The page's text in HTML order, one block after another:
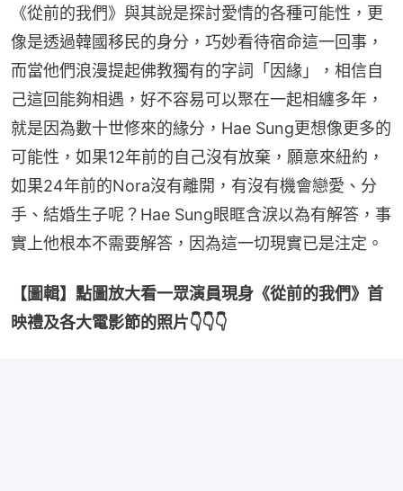
《從前的我們》與其說是探討愛情的各種可能性，更
像是透過韓國移民的身分，巧妙看待宿命這一回事，
而當他們浪漫提起佛教獨有的字詞「因緣」，相信自
己這回能夠相遇，好不容易可以聚在一起相纏多年，
就是因為數十世修來的緣分，Hae Sung更想像更多的
可能性，如果12年前的自己沒有放棄，願意來紐約，
如果24年前的Nora沒有離開，有沒有機會戀愛、分
手、結婚生子呢？Hae Sung眼眶含淚以為有解答，事
實上他根本不需要解答，因為這一切現實已是注定。
【圖輯】點圖放大看一眾演員現身《從前的我們》首
映禮及各大電影節的照片👇👇👇